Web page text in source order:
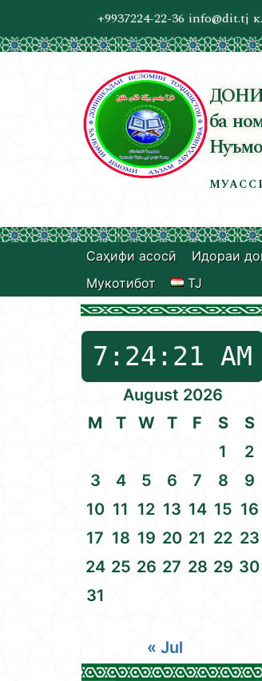
+9937224-22-36 info@dit.tj
ба
Саҳифи асосӣ Идораи
Мукотибот
TJ
August 2026
M
T W T F S
S
1
2
3
4 5 6 7 8
9
10 11 12 13 14 15 16
17 18 19 20 21 22 23
24 25 26 27 28 29 30
31
« Jul